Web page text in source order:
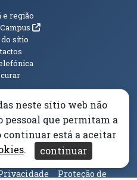
e região
(abre em nova janela)
sítio
Livro Amarelo(abre em
(abre em nova janela)
Proteção de
neste sítio web não
que permitam a
continuar está a aceitar
. continuar